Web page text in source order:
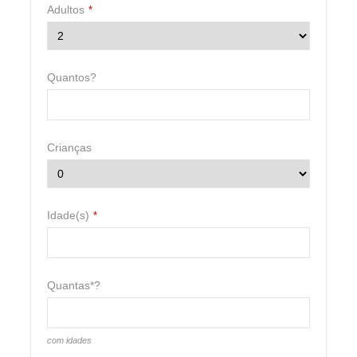
Adultos *
Quantos?
Crianças
Idade(s) *
Quantas*?
com idades
DROP VERTICAL:810 metros
PISTAS:40
MEIOS DE ELEVAÇÃO:18